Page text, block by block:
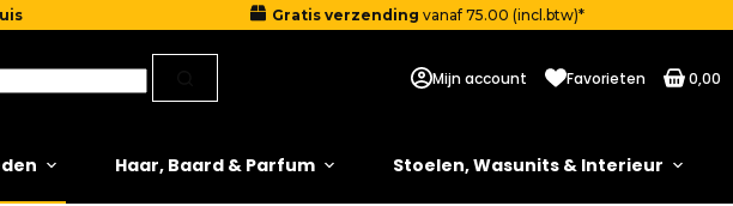
Gratis verzending vanaf 75.00 (incl.btw)*
Mijn account Favorieten 0,00
Haar, Baard & Parfum Stoelen, Wasunits & Interieur